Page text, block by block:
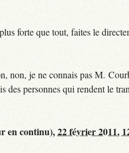
forte que tout, faites le
non, je ne connais pas M.
des personnes qui rendent le
en continu),22 février 2011,